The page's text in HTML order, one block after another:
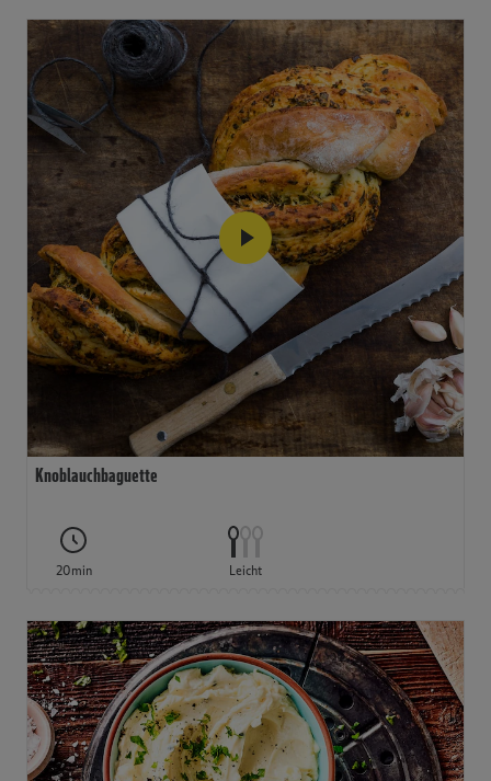
Knoblauchbaguette
20min Leicht